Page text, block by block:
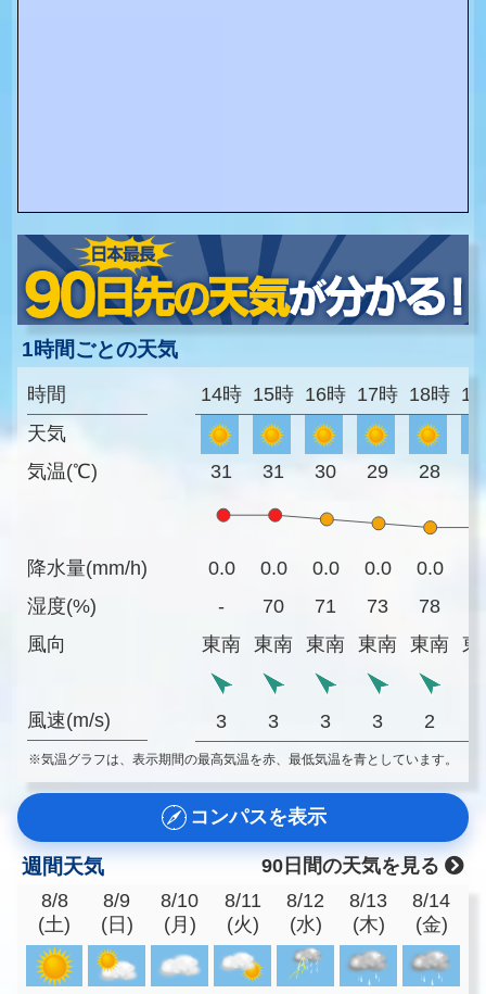
1時間ごとの天気
時間
天気
気温(℃)
降水量(mm/h)
湿度(%)
風向
風速(m/s)
14時 15時 16時 17時 18時
31 31 30 29 28
0.0 0.0 0.0 0.0 0.0
-
70 71 73 78
東南
東南 東南 東南 東南 東
3 3 3 3 2
※気温グラフは、表示期間の最高気温を赤、最低気温を青としています。
コンパスを表示
週間天気
90日間の天気を見る
8/8
(土)
8/9
(日)
8/10
(月)
8/11
(火)
8/12
(水)
8/13
(木)
8/14
(金)